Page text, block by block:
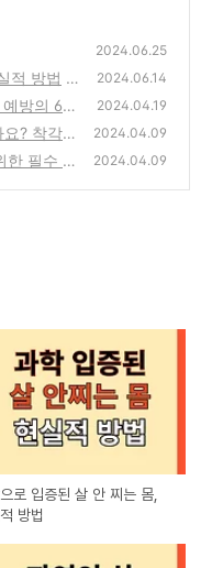
2024.06.25
적 방법 2024.06.14
방의 6가
2024.04.19
? 착각의
2024.04.09
필수 체
2024.04.09
로 입증된 살 안 찌는 몸,
방법